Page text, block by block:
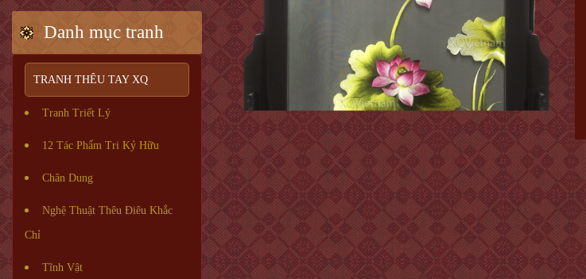
Danh mục tranh
TRANH THÊU TAY XQ
Tranh Triết Lý
12 Tác Phẩm Tri Kỷ Hữu
Chân Dung
Nghệ Thuật Thêu Điêu Khắc
Chỉ
Tĩnh Vật